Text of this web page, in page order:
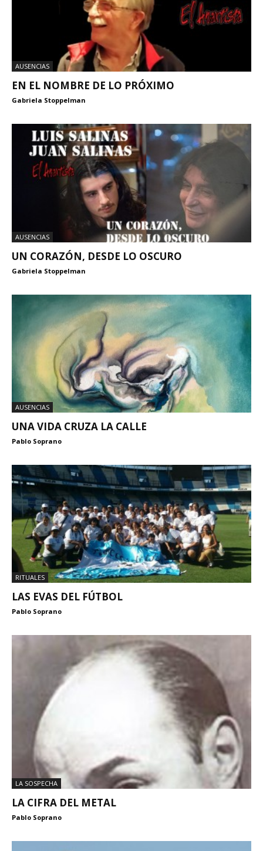
AUSENCIAS
EN EL NOMBRE DE LO PRÓXIMO
Gabriela Stoppelman
AUSENCIAS
UN CORAZÓN, DESDE LO OSCURO
Gabriela Stoppelman
AUSENCIAS
UNA VIDA CRUZA LA CALLE
Pablo Soprano
RITUALES
LAS EVAS DEL FÚTBOL
Pablo Soprano
LA SOSPECHA
LA CIFRA DEL METAL
Pablo Soprano